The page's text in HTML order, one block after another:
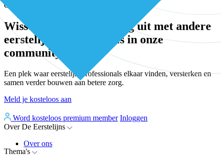
Community
Wissel kennis en ervaring uit met andere
eerstelijns professionals in onze
community
Een plek waar eerstelijnsprofessionals elkaar vinden, versterken en
samen verder bouwen aan betere zorg.
Meld je kosteloos aan
Word kosteloos premium member Inloggen
Over De Eerstelijns
Over ons
Nieuws
Thema's